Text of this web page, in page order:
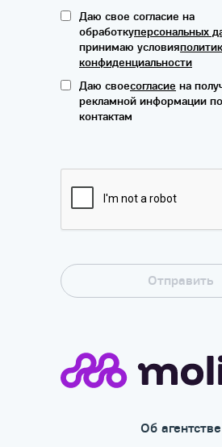
Об агентстве
Даю свое согласие на
обработкуперсональных
принимаю условия
конфиденциальности
Даю своесогласие на
рекламной информации
контактам